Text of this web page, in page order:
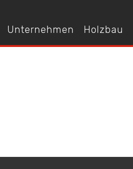
Unternehmen Holzbau